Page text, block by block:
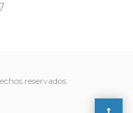
reservados.